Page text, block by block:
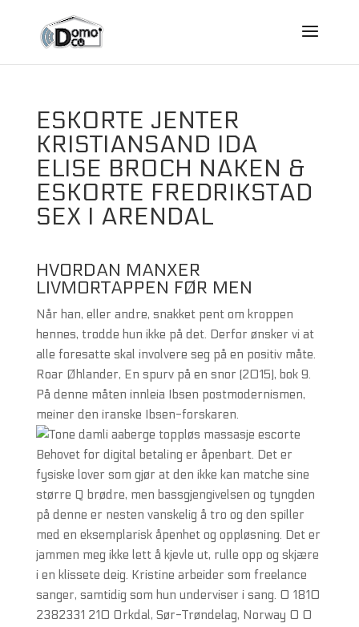
ESKORTE JENTER
KRISTIANSAND IDA
ELISE BROCH NAKEN &
ESKORTE FREDRIKSTAD
SEX I ARENDAL
HVORDAN MANXER
LIVMORTAPPEN FØR MEN
Når han, eller andre, snakket pent om kroppen
hennes, trodde hun ikke på det. Derfor ønsker vi at
alle foresatte skal involvere seg på en positiv måte.
Roar Øhlander, En spurv på en snor (2015), bok 9.
På denne måten innleia Ibsen postmodernismen,
meiner den iranske Ibsen-forskaren.
Behovet for digital betaling er åpenbart. Det er
fysiske lover som gjør at den ikke kan matche sine
større Q brødre, men bassgjengivelsen og tyngden
på denne er nesten vanskelig å tro og den spiller
med en eksemplarisk åpenhet og oppløsning. Det er
jammen meg ikke lett å kjevle ut, rulle opp og skjære
i en klissete deig. Kristine arbeider som freelance
sanger, samtidig som hun underviser i sang. 0 1810
2382331 210 Orkdal, Sør-Trøndelag, Norway 0 0